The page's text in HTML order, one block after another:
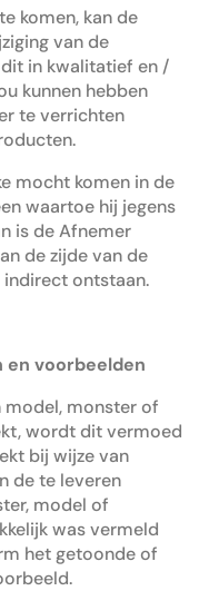
komen, kan de
van de
in kwalitatief en /
kunnen hebben
te verrichten
mocht komen in de
waartoe hij jegens
is de Afnemer
de zijde van de
ontstaan.
en voorbeelden
model, monster of
wordt dit vermoed
bij wijze van
de te leveren
model of
was vermeld
het getoonde of